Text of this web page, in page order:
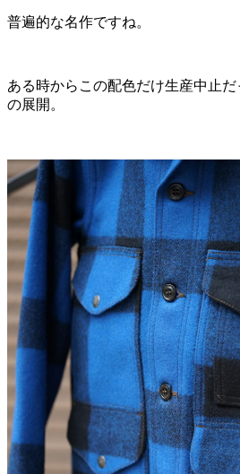
普遍的な名作ですね。
ある時からこの配色だけ生産中止
の展開。